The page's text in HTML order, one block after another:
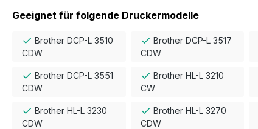
Geeignet für folgende Druckermodelle
Brother DCP-L 3510
CDW
Brother DCP-L 3517
CDW
Brother DCP-L 3551
CDW
Brother HL-L 3210
CW
Brother HL-L 3230
CDW
Brother HL-L 3270
CDW